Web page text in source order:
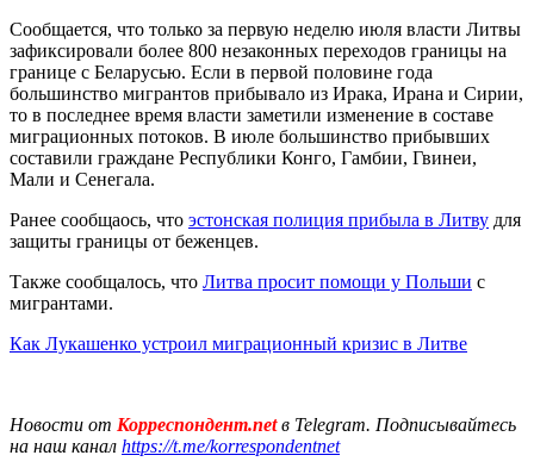
Сообщается, что только за первую неделю июля власти Литвы
зафиксировали более 800 незаконных переходов границы на
границе с Беларусью. Если в первой половине года
большинство мигрантов прибывало из Ирака, Ирана и Сирии,
то в последнее время власти заметили изменение в составе
миграционных потоков. В июле большинство прибывших
составили граждане Республики Конго, Гамбии, Гвинеи,
Мали и Сенегала.
Ранее сообщаось, что эстонская полиция прибыла в Литву для
защиты границы от беженцев.
Также сообщалось, что Литва просит помощи у Польши с
мигрантами.
Как Лукашенко устроил миграционный кризис в Литве
Новости от Корреспондент.netв Telegram. Подписывайтесь
на наш канал https://t.me/korrespondentnet